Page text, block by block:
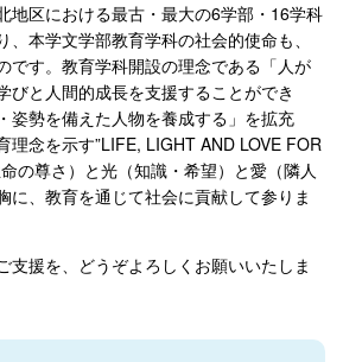
地区における最古・最大の6学部・16学科
、本学文学部教育学科の社会的使命も、
です。教育学科開設の理念である「人が
びと人間的成長を支援することができ
姿勢を備えた人物を養成する」を拡充
理念を示す”LIFE, LIGHT AND LOVE FOR
の尊さ）と光（知識・希望）と愛（隣人
に、教育を通じて社会に貢献して参りま
支援を、どうぞよろしくお願いいたしま